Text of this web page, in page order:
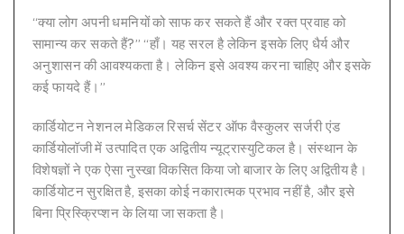
“क्या लोग अपनी धमनियों को साफ कर सकते हैं और रक्त प्रवाह को
सामान्य कर सकते हैं?” “हाँ। यह सरल है लेकिन इसके लिए धैर्य और
अनुशासन की आवश्यकता है। लेकिन इसे अवश्य करना चाहिए और इसके
कई फायदे हैं।”
कार्डियोटन नेशनल मेडिकल रिसर्च सेंटर ऑफ वैस्कुलर सर्जरी एंड
कार्डियोलॉजी में उत्पादित एक अद्वितीय न्यूट्रास्युटिकल है। संस्थान के
विशेषज्ञों ने एक ऐसा नुस्खा विकसित किया जो बाजार के लिए अद्वितीय है।
कार्डियोटन सुरक्षित है, इसका कोई नकारात्मक प्रभाव नहीं है, और इसे
बिना प्रिस्क्रिप्शन के लिया जा सकता है।